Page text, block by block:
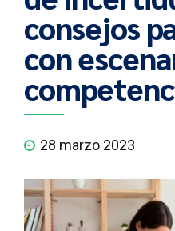
consejos
con
28 marzo 2023